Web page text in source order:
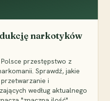
narkotyków
przestępstwo z
Sprawdź, jakie
i
według aktualnego